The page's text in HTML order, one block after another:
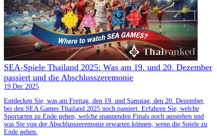
SEA-Spiele Thailand 2025: Was am 19. und 20. Dezember
passiert und die Abschlusszeremonie
19 Dec 2025
Entdecken Sie, was am Freitag, den 19. und Samstag, den 20. Dezember,
bei den SEA Games Thailand 2025 noch passiert. Erfahren Sie, welche
Sportarten zu Ende gehen, welche spannenden Finals noch ausstehen und
was Sie von der Abschlusszeremonie erwarten können, wenn die Spiele zu
Ende gehen.